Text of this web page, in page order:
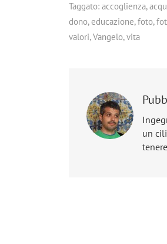
Taggato: accoglienza,
dono,educazione,foto,
valori,Vangelo,vita
un